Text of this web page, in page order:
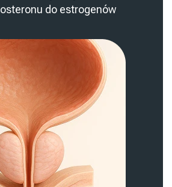
do estrogenów